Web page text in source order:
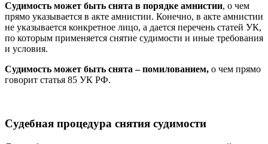
Судимость может быть снята в порядке амнистии, о чем
прямо указывается в акте амнистии. Конечно, в акте амнистии
не указывается конкретное лицо, а дается перечень статей УК,
по которым применяется снятие судимости и иные требования
и условия.
Судимость может быть снята – помилованием, о чем прямо
говорит статья 85 УК РФ.
Судебная процедура снятия судимости